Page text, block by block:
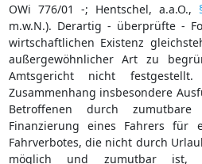
OWi 776/01 -; Hentschel, a.a.O.,
m.w.N.). Derartig - überprüfte -
wirtschaftlichen Existenz
außergewöhnlicher Art zu
Amtsgericht nicht
Zusammenhang insbesondere
Betroffenen durch
Finanzierung eines Fahrers für
Fahrverbotes, die nicht durch
möglich und zumutbar ist,